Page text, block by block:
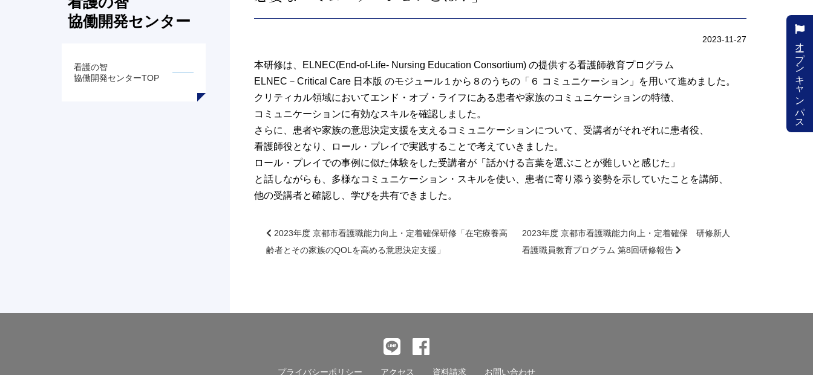
2023-11-27
本研修は、ELNEC(End-of-Life- Nursing Education Consortium) の提供する看護師教育プログラム
ELNEC－Critical Care 日本版 のモジュール１から８のうちの「６ コミュニケーション」を用いて進めました。
クリティカル領域においてエンド・オブ・ライフにある患者や家族のコミュニケーションの特徴、
コミュニケーションに有効なスキルを確認しました。
さらに、患者や家族の意思決定支援を支えるコミュニケーションについて、受講者がそれぞれに患者役、
看護師役となり、ロール・プレイで実践することで考えていきました。
ロール・プレイでの事例に似た体験をした受講者が「話かける言葉を選ぶことが難しいと感じた」
と話しながらも、多様なコミュニケーション・スキルを使い、患者に寄り添う姿勢を示していたことを講師、
他の受講者と確認し、学びを共有できました。
記
2023年度 京都市看護職能力向上・定着確保研修「在宅療養高
齢者とその家族のQOLを高める意思決定支援」
2023年度 京都市看護職能力向上・定着確保 研修新人
看護職員教育プログラム 第8回研修報告
協働開発センター
看護の智
協働開発センターTOP
プライバシーポリシー アクセス 資料請求 お問い合わせ
オープンキャンパス